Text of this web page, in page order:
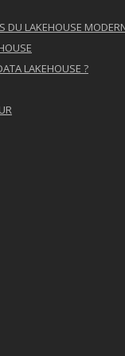
DU LAKEHOUSE
LAKEHOUSE ?